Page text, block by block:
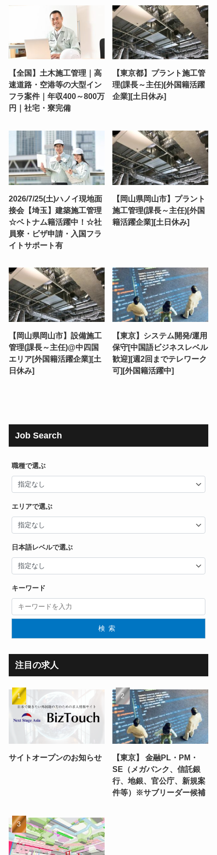
【全国】土木施工管理｜高
速道路・空港等の大型イン
フラ案件｜年収400～800万
円｜社宅・寮完備
【東京都】プラント施工管
理(課長～主任)[外国籍活躍
企業][土日休み]
2026/7/25(土)ハノイ現地面
接会【埼玉】建築施工管理
☆ベトナム籍活躍中！☆社
員寮・ビザ申請・入国フラ
イトサポート有
【岡山県岡山市】プラント
施工管理(課長～主任)[外国
籍活躍企業][土日休み]
【岡山県岡山市】設備施工
管理(課長～主任)@中四国
エリア[外国籍活躍企業][土
日休み]
【東京】システム開発/運用
保守[中国語ビジネスレベル
歓迎][週2回までテレワーク
可][外国籍活躍中]
Job Search
職種で選ぶ
エリアで選ぶ
日本語レベルで選ぶ
キーワード
検索
注目の求人
サイトオープンのお知らせ
【東京】 金融PL・PM・
SE（メガバンク、信託銀
行、地銀、官公庁、新規案
件等）※サブリーダー候補